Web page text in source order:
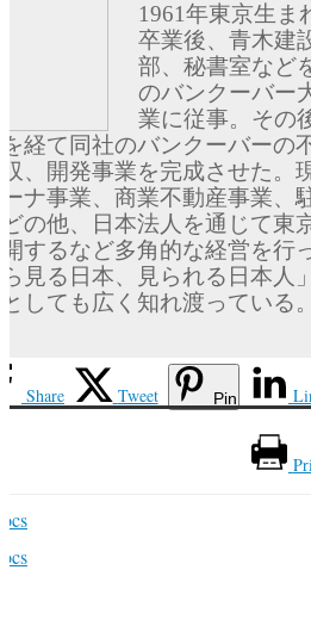
1961年東京生ま
卒業後、青木建
部、秘書室など
のバンクーバー
業に従事。その
を経て同社のバンクーバーの
収、開発事業を完成させた。
ーナ事業、商業不動産事業、
どの他、日本法人を通じて東
開するなど多角的な経営を行
ら見る日本、見られる日本人
としても広く知れ渡っている。
Share Tweet Pin